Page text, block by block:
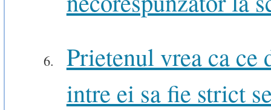
Prietenul vrea ca ce
intre ei sa fie strict